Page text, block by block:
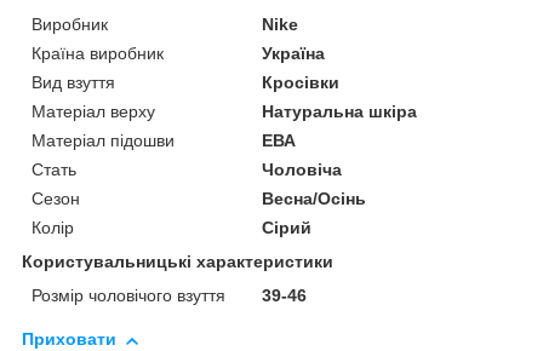
Виробник
Nike
Країна виробник
Україна
Вид взуття
Кросівки
Матеріал верху
Натуральна шкіра
Матеріал підошви
ЕВА
Стать
Чоловіча
Сезон
Весна/Осінь
Колір
Сірий
Користувальницькі характеристики
Розмір чоловічого взуття
39-46
Приховати